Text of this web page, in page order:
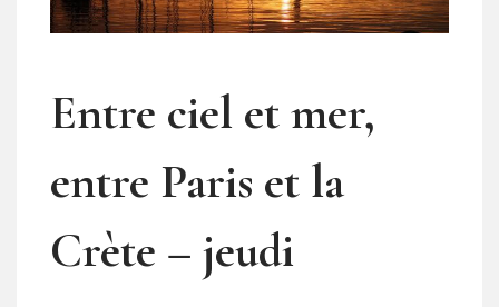
Entre ciel et mer,
entre Paris et la
Crète – jeudi